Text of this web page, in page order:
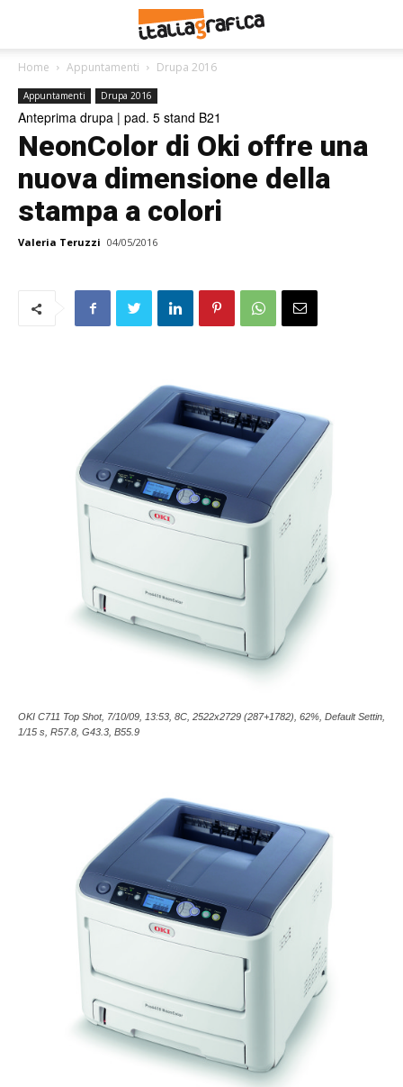
Home Appuntamenti Drupa 2016
Appuntamenti Drupa 2016
Anteprima drupa | pad. 5 stand B21
NeonColor di Oki offre una
nuova dimensione della
stampa a colori
Valeria Teruzzi 04/05/2016
OKI C711 Top Shot, 7/10/09, 13:53, 8C, 2522x2729 (287+1782), 62%, Default Settin,
1/15 s, R57.8, G43.3, B55.9